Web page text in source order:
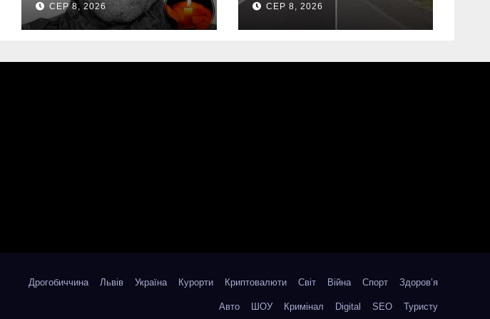
Василь
Іваникович зі
СЕР 8, 2026
(Відео)
СЕР 8, 2026
Дрогобиччина Львів Україна Курорти Криптовалюти Світ Війна Спорт Здоров’я
Авто ШОУ Кримінал Digital SEO Туристу